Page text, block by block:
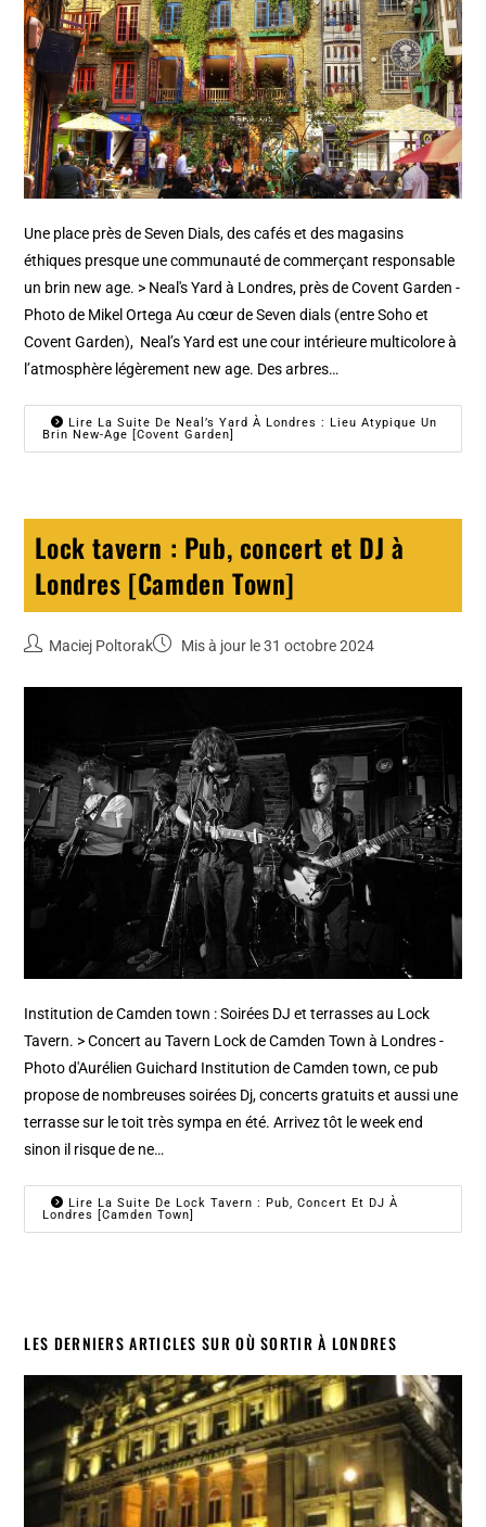
Une place près de Seven Dials, des cafés et des magasins
éthiques presque une communauté de commerçant responsable
un brin new age. > Neal's Yard à Londres, près de Covent Garden -
Photo de Mikel Ortega Au cœur de Seven dials (entre Soho et
Covent Garden), Neal’s Yard est une cour intérieure multicolore à
l’atmosphère légèrement new age. Des arbres…
Lire La Suite De Neal’s Yard À Londres : Lieu Atypique Un
Brin New-Age [Covent Garden]
Lock tavern : Pub, concert et DJ à
Londres [Camden Town]
Maciej Poltorak Mis à jour le 31 octobre 2024
Institution de Camden town : Soirées DJ et terrasses au Lock
Tavern. > Concert au Tavern Lock de Camden Town à Londres -
Photo d'Aurélien Guichard Institution de Camden town, ce pub
propose de nombreuses soirées Dj, concerts gratuits et aussi une
terrasse sur le toit très sympa en été. Arrivez tôt le week end
sinon il risque de ne…
Lire La Suite De Lock Tavern : Pub, Concert Et DJ À
Londres [Camden Town]
LES DERNIERS ARTICLES SUR OÙ SORTIR À LONDRES